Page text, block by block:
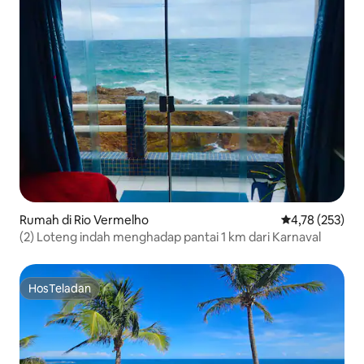
Rumah di Rio Vermelho Nilai rata-rata
4,78 (253)
(2) Loteng indah menghadap pantai 1 km dari Karnaval
HosTeladan
HosTeladan